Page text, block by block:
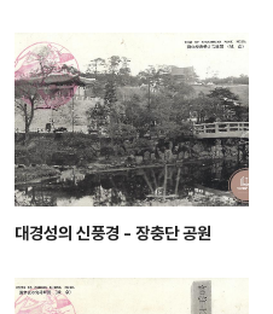
대경성의 신풍경 - 장충단 공원